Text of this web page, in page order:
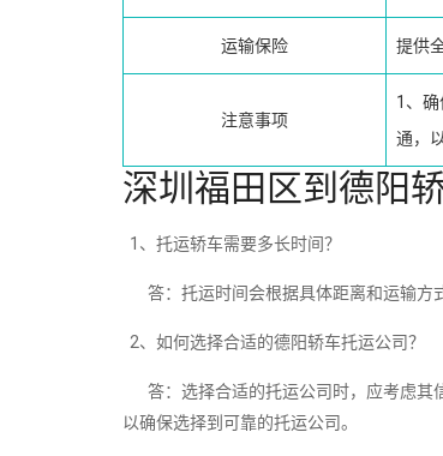
运输保险 提供
注意事项
1、
通，
深圳福田区到德阳
1、托运轿车需要多长时间？
答：托运时间会根据具体距离和运输方
2、如何选择合适的德阳轿车托运公司？
答：选择合适的托运公司时，应考虑其
以确保选择到可靠的托运公司。